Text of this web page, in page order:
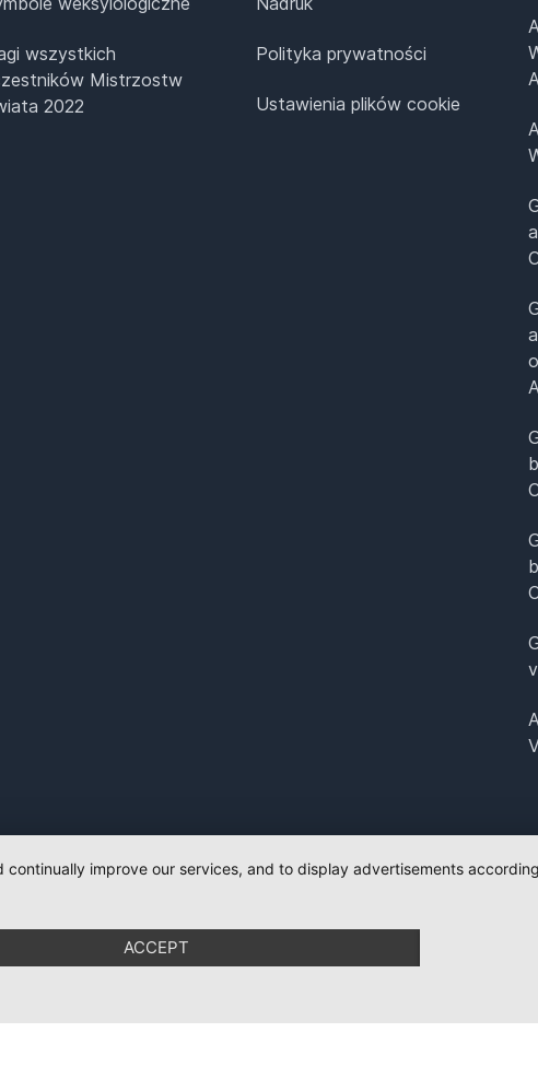
wszystkich
Mistrzostw
2022
Polityka prywatności
Ustawienia plików cookie
improve our services, and to display advertisements
ACCEPT